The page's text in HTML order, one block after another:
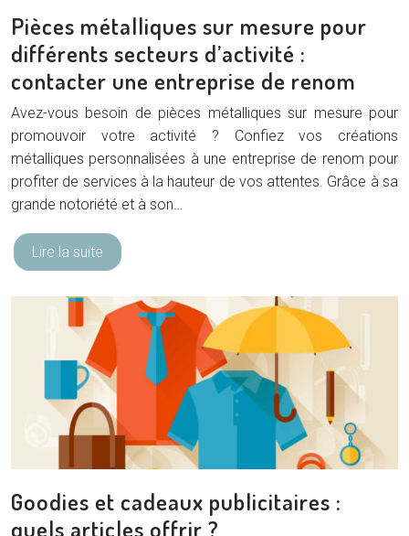
Pièces métalliques sur mesure pour
différents secteurs d’activité :
contacter une entreprise de renom
Avez-vous besoin de pièces métalliques sur mesure pour
promouvoir votre activité ? Confiez vos créations
métalliques personnalisées à une entreprise de renom pour
profiter de services à la hauteur de vos attentes. Grâce à sa
grande notoriété et à son…
Lire la suite
Goodies et cadeaux publicitaires :
quels articles offrir ?